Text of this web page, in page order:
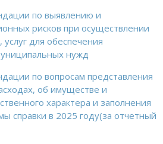
по выявлению и
рисков при осуществлении
услуг для обеспечения
нужд
по вопросам представления
об имуществе и
характера и заполнения
справки в 2025 году(за отчетный